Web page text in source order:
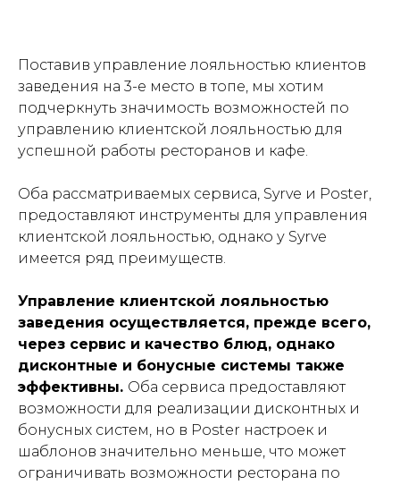
Поставив управление лояльностью клиентов
заведения на 3-е место в топе, мы хотим
подчеркнуть значимость возможностей по
управлению клиентской лояльностью для
успешной работы ресторанов и кафе.
Оба рассматриваемых сервиса, Syrve и Poster,
предоставляют инструменты для управления
клиентской лояльностью, однако у Syrve
имеется ряд преимуществ.
Управление клиентской лояльностью
заведения осуществляется, прежде всего,
через сервис и качество блюд, однако
дисконтные и бонусные системы также
эффективны. Оба сервиса предоставляют
возможности для реализации дисконтных и
бонусных систем, но в Poster настроек и
шаблонов значительно меньше, что может
ограничивать возможности ресторана по